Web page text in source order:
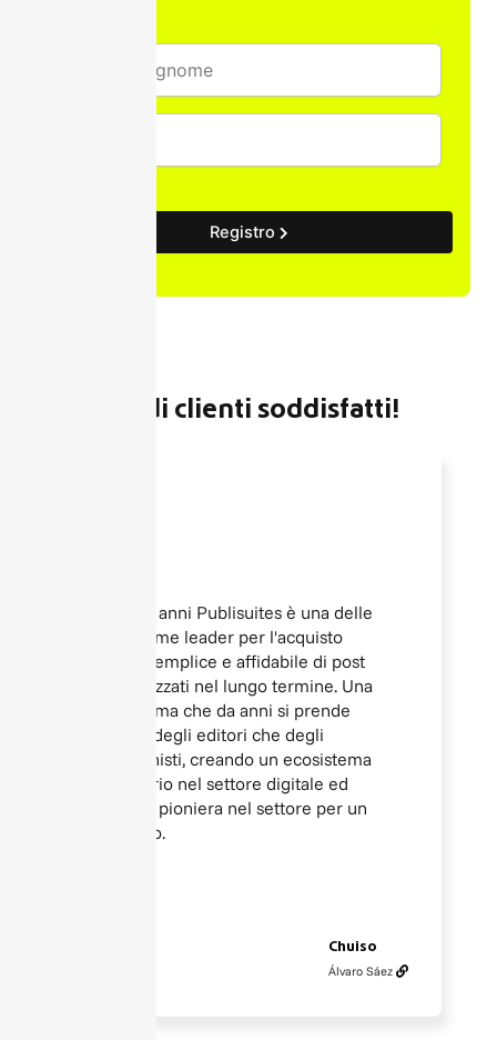
Registro
Migliaia di clienti soddisfatti!
Da molti anni Publisuites è una delle
piattaforme leader per l'acquisto
rapido, semplice e affidabile di post
sponsorizzati nel lungo termine. Una
piattaforma che da anni si prende
cura sia degli editori che degli
inserzionisti, creando un ecosistema
necessario nel settore digitale ed
essendo pioniera nel settore per un
decennio.
Chuiso
Álvaro Sáez